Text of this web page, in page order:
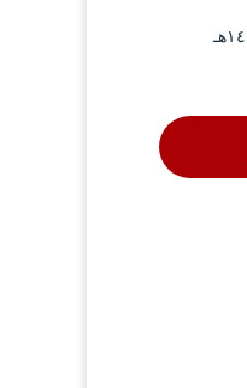
الأربعاء ۱۱ شعبان ۱٤٤۵هـ